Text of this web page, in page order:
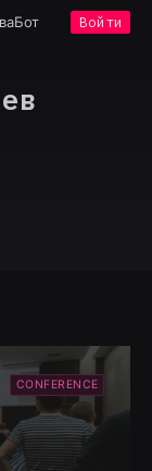
Бот Войти
CONFERENCE